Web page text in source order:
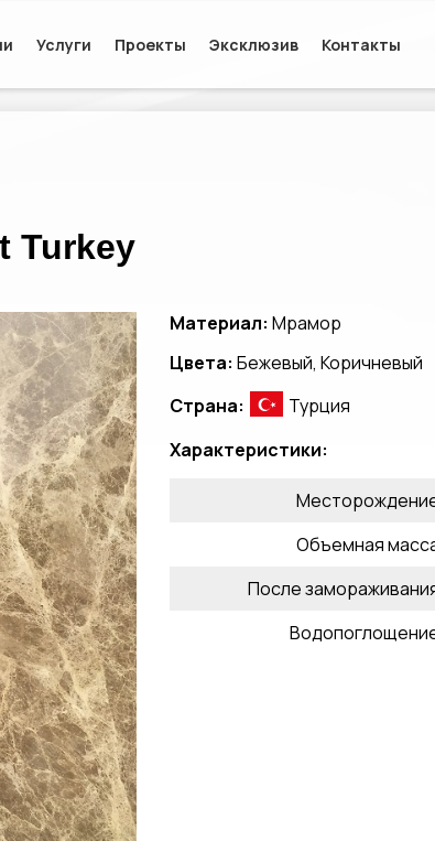
Услуги Проекты Эксклюзив Контакты
Turkey
Материал: Мрамор
Цвета: Бежевый, Коричневый
Страна:
Турция
Характеристики:
Объемная
После